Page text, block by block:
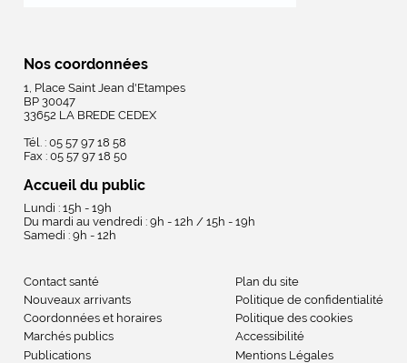
Nos coordonnées
1, Place Saint Jean d'Etampes
BP 30047
33652 LA BREDE CEDEX
Tél. : 05 57 97 18 58
Fax : 05 57 97 18 50
Accueil du public
Lundi : 15h - 19h
Du mardi au vendredi : 9h - 12h / 15h - 19h
Samedi : 9h - 12h
Contact santé
Nouveaux arrivants
Coordonnées et horaires
Marchés publics
Publications
Plan du site
Politique de confidentialité
Politique des cookies
Accessibilité
Mentions Légales